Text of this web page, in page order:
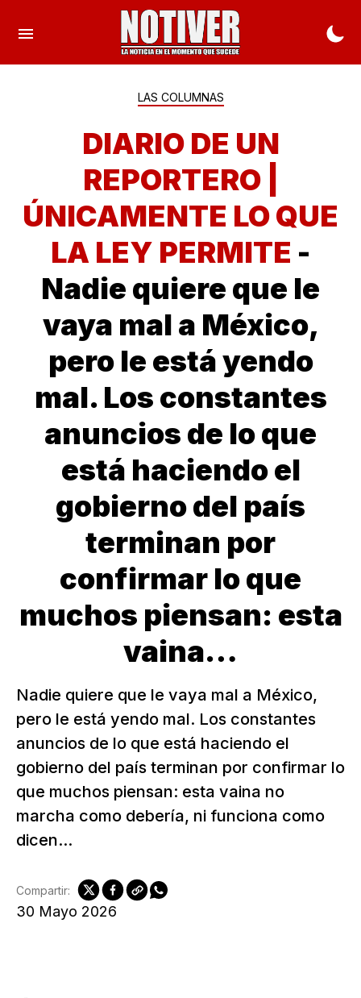
LAS COLUMNAS
DIARIO DE UN
REPORTERO |
ÚNICAMENTE LO QUE
LA LEY PERMITE -
Nadie quiere que le
vaya mal a México,
pero le está yendo
mal. Los constantes
anuncios de lo que
está haciendo el
gobierno del país
terminan por
confirmar lo que
muchos piensan: esta
vaina…
Nadie quiere que le vaya mal a México,
pero le está yendo mal. Los constantes
anuncios de lo que está haciendo el
gobierno del país terminan por confirmar lo
que muchos piensan: esta vaina no
marcha como debería, ni funciona como
dicen...
30 Mayo 2026
Compartir: